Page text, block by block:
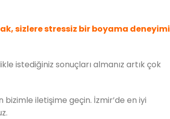
sizlere stressiz bir boyama deneyimi
istediğiniz sonuçları almanız artık çok
iletişime geçin. İzmir’de en iyi